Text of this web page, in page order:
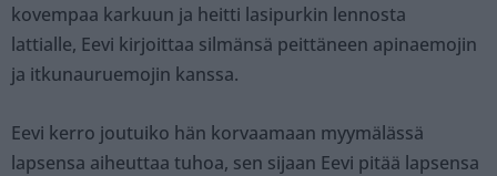
kovempaa karkuun ja heitti lasipurkin lennosta
lattialle, Eevi kirjoittaa silmänsä peittäneen apinaemojin
ja itkunauruemojin kanssa.
Eevi kerro joutuiko hän korvaamaan myymälässä
lapsensa aiheuttaa tuhoa, sen sijaan Eevi pitää lapsensa